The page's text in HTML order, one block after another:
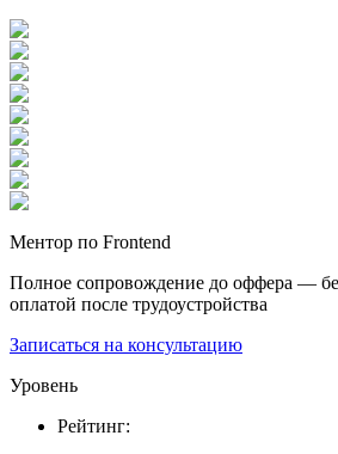
Ментор по Frontend
Полное сопровождение до оффера —
оплатой после трудоустройства
Записаться на консультацию
Уровень
Рейтинг: